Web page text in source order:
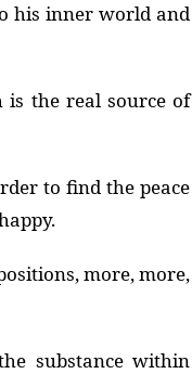
his inner world and
is the real source of
to find the peace
more, more,
substance within